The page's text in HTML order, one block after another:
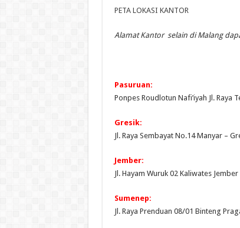
PETA LOKASI KANTOR
Alamat Kantor selain di Malang
Pasuruan:
Ponpes Roudlotun Nafi’iyah Jl. Raya
Gresik:
Jl. Raya Sembayat No.14 Manyar –
Jember:
Jl. Hayam Wuruk 02 Kaliwates Jember
Sumenep:
Jl. Raya Prenduan 08/01 Binteng